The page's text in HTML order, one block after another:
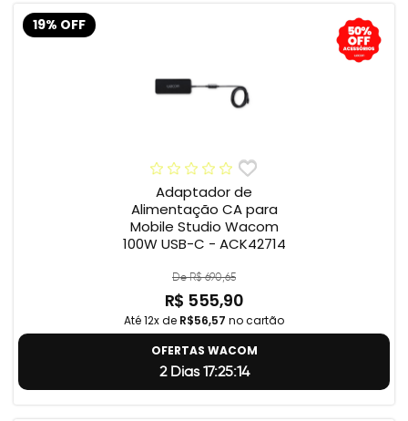
19% OFF
Adaptador de
Alimentação CA para
Mobile Studio Wacom
100W USB-C - ACK42714
De R$ 690,65
R$ 555,90
Até 12x de R$56,57 no cartão
OFERTAS WACOM
2 Dias 17:25:13